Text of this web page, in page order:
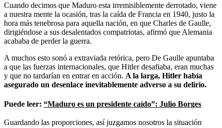
Cuando decimos que Maduro esta irremisiblemente derrotado, viene
a nuestra mente la ocasión, tras la caída de Francia en 1940, justo la
hora más tenebrosa para aquella nación, en que Charles de Gaulle,
dirigiéndose a sus desalentados compatriotas, afirmó que Alemania
acababa de perder la guerra.
A muchos esto sonó a extraviada retórica, pero De Gaulle apuntaba
a que las fuerzas internacionales, que Hitler desafiaba, eran muchas
y que no tardarían en entrar en acción. A la larga, Hitler había
asegurado un desenlace inevitablemente adverso a su delirio.
Puede leer: “Maduro es un presidente caído”: Julio Borges
Guardando las proporciones, así juzgamos nosotros la situación